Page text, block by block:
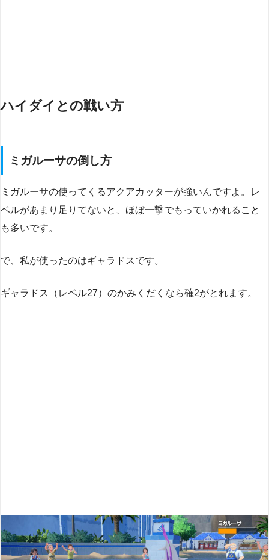
ハイダイとの戦い方
ミガルーサの倒し方
ミガルーサの使ってくるアクアカッターが強いんですよ。レ
ベルがあまり足りてないと、ほぼ一撃でもっていかれること
も多いです。
で、私が使ったのはギャラドスです。
ギャラドス（レベル27）のかみくだくなら確2がとれます。